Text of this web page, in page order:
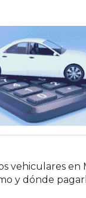
vehiculares en
y dónde